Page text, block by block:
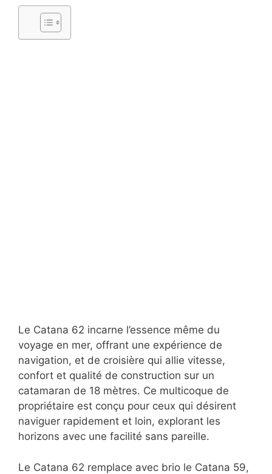
Le Catana 62 incarne l’essence même du
voyage en mer, offrant une expérience de
navigation, et de croisière qui allie vitesse,
confort et qualité de construction sur un
catamaran de 18 mètres. Ce multicoque de
propriétaire est conçu pour ceux qui désirent
naviguer rapidement et loin, explorant les
horizons avec une facilité sans pareille.
Le Catana 62 remplace avec brio le Catana 59,